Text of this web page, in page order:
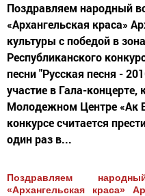
Поздравляем народный
«Архангельская краса»
культуры с победой в
Республиканского
песни "Русская песня -
участие в Гала-концерте,
Молодежном Центре «Ак
конкурсе считается
один раз в...
Поздравляем
«Архангельская краса»